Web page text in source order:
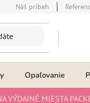
Náš príbeh
Opaľovanie
VÝDAJNÉ MIESTA